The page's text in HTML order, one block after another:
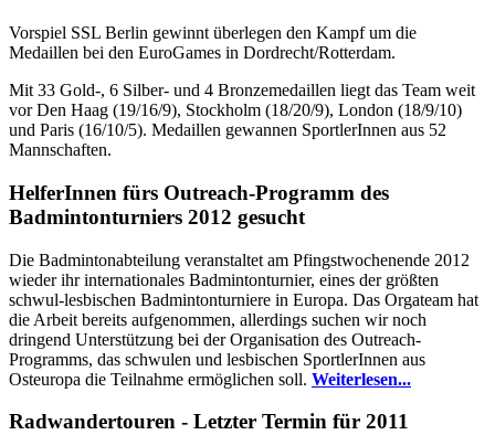
Vorspiel SSL Berlin gewinnt überlegen den Kampf um die
Medaillen bei den EuroGames in Dordrecht/Rotterdam.
Mit 33 Gold-, 6 Silber- und 4 Bronzemedaillen liegt das Team weit
vor Den Haag (19/16/9), Stockholm (18/20/9), London (18/9/10)
und Paris (16/10/5). Medaillen gewannen SportlerInnen aus 52
Mannschaften.
HelferInnen fürs Outreach-Programm des
Badmintonturniers 2012 gesucht
Die Badmintonabteilung veranstaltet am Pfingstwochenende 2012
wieder ihr internationales Badmintonturnier, eines der größten
schwul-lesbischen Badmintonturniere in Europa. Das Orgateam hat
die Arbeit bereits aufgenommen, allerdings suchen wir noch
dringend Unterstützung bei der Organisation des Outreach-
Programms, das schwulen und lesbischen SportlerInnen aus
Osteuropa die Teilnahme ermöglichen soll. Weiterlesen...
Radwandertouren - Letzter Termin für 2011